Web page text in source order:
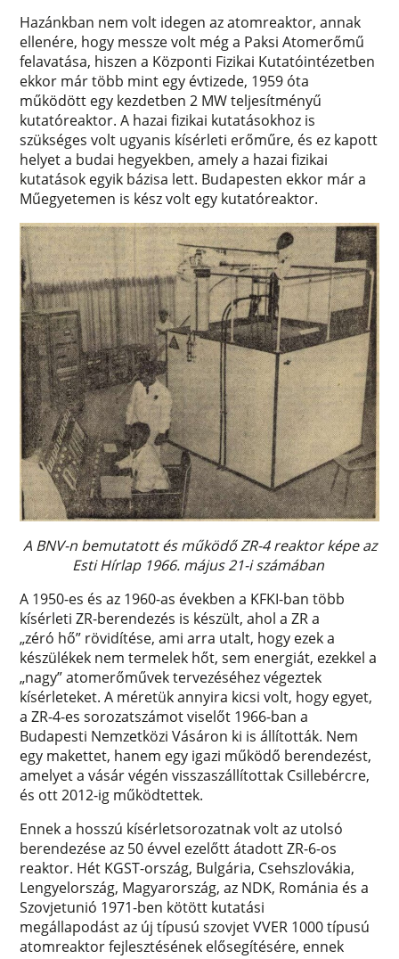
Hazánkban nem volt idegen az atomreaktor, annak
ellenére, hogy messze volt még a Paksi Atomerőmű
felavatása, hiszen a Központi Fizikai Kutatóintézetben
ekkor már több mint egy évtizede, 1959 óta
működött egy kezdetben 2 MW teljesítményű
kutatóreaktor. A hazai fizikai kutatásokhoz is
szükséges volt ugyanis kísérleti erőműre, és ez kapott
helyet a budai hegyekben, amely a hazai fizikai
kutatások egyik bázisa lett. Budapesten ekkor már a
Műegyetemen is kész volt egy kutatóreaktor.
A BNV-n bemutatott és működő ZR-4 reaktor képe az
Esti Hírlap 1966. május 21-i számában
A 1950-es és az 1960-as években a KFKI-ban több
kísérleti ZR-berendezés is készült, ahol a ZR a
„zéró hő” rövidítése, ami arra utalt, hogy ezek a
készülékek nem termelek hőt, sem energiát, ezekkel a
„nagy” atomerőművek tervezéséhez végeztek
kísérleteket. A méretük annyira kicsi volt, hogy egyet,
a ZR-4-es sorozatszámot viselőt 1966-ban a
Budapesti Nemzetközi Vásáron ki is állították. Nem
egy makettet, hanem egy igazi működő berendezést,
amelyet a vásár végén visszaszállítottak Csillebércre,
és ott 2012-ig működtettek.
Ennek a hosszú kísérletsorozatnak volt az utolsó
berendezése az 50 évvel ezelőtt átadott ZR-6-os
reaktor. Hét KGST-ország, Bulgária, Csehszlovákia,
Lengyelország, Magyarország, az NDK, Románia és a
Szovjetunió 1971-ben kötött kutatási
megállapodást az új típusú szovjet VVER 1000 típusú
atomreaktor fejlesztésének elősegítésére, ennek